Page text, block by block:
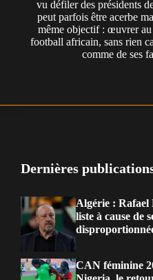
vu défiler des présidents
peut parfois être acerbe
même objectif : œuvrer
football africain, sans rien
comme de ses
Dernières
Algérie : Rafael
liste à cause de
CAN féminine